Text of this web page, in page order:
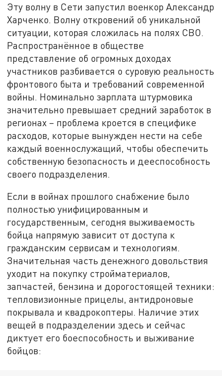
Эту волну в Сети запустил военкор Александр
Харченко. Волну откровений об уникальной
ситуации, которая сложилась на полях СВО.
Распространённое в обществе
представление об огромных доходах
участников разбивается о суровую реальность
фронтового быта и требований современной
войны. Номинально зарплата штурмовика
значительно превышает средний заработок в
регионах – проблема кроется в специфике
расходов, которые вынужден нести на себе
каждый военнослужащий, чтобы обеспечить
собственную безопасность и дееспособность
своего подразделения.
Если в войнах прошлого снабжение было
полностью унифицированным и
государственным, сегодня выживаемость
бойца напрямую зависит от доступа к
гражданским сервисам и технологиям.
Значительная часть денежного довольствия
уходит на покупку стройматериалов,
запчастей, бензина и дорогостоящей техники:
тепловизионные прицелы, антидроновые
покрывала и квадрокоптеры. Наличие этих
вещей в подразделении здесь и сейчас
диктует его боеспособность и выживание
бойцов: